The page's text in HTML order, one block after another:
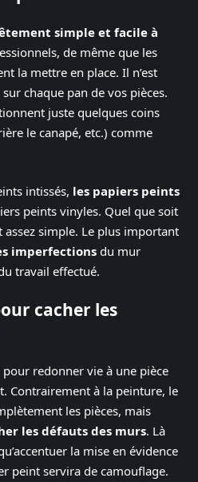
simple et facile à
de même que les
la mettre en place. Il n’est
chaque pan de vos pièces.
juste quelques coins
le canapé, etc.) comme
intissés, les papiers peints
peints vinyles. Quel que soit
assez simple. Le plus important
imperfectionsdu mur
travail effectué.
cacher les
redonner vie à une pièce
Contrairement à la peinture, le
les pièces, mais
les défauts des murs. Là
la mise en évidence
peint servira de camouflage.